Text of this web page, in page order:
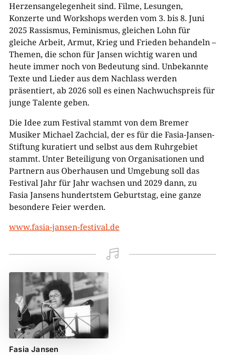
Herzensangelegenheit sind. Filme, Lesungen,
Konzerte und Workshops werden vom 3. bis 8. Juni
2025 Rassismus, Feminismus, gleichen Lohn für
gleiche Arbeit, Armut, Krieg und Frieden behandeln –
Themen, die schon für Jansen wichtig waren und
heute immer noch von Bedeutung sind. Unbekannte
Texte und Lieder aus dem Nachlass werden
präsentiert, ab 2026 soll es einen Nachwuchspreis für
junge Talente geben.
Die Idee zum Festival stammt von dem Bremer
Musiker Michael Zachcial, der es für die Fasia-Jansen-
Stiftung kuratiert und selbst aus dem Ruhrgebiet
stammt. Unter Beteiligung von Organisationen und
Partnern aus Oberhausen und Umgebung soll das
Festival Jahr für Jahr wachsen und 2029 dann, zu
Fasia Jansens hundertstem Geburtstag, eine ganze
besondere Feier werden.
www.fasia-jansen-festival.de

Fasia Jansen